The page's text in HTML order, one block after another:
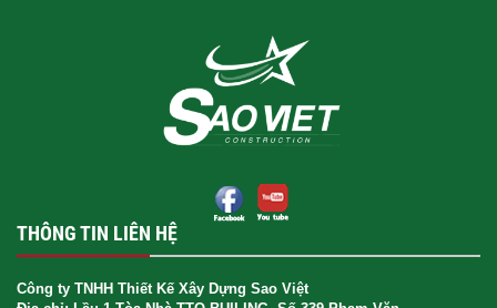
THÔNG TIN LIÊN HỆ
Công ty TNHH Thiết Kế Xây Dựng Sao Việt